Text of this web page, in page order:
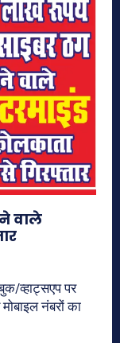
वाले
व्हाट्सएप पर
नंबरों का